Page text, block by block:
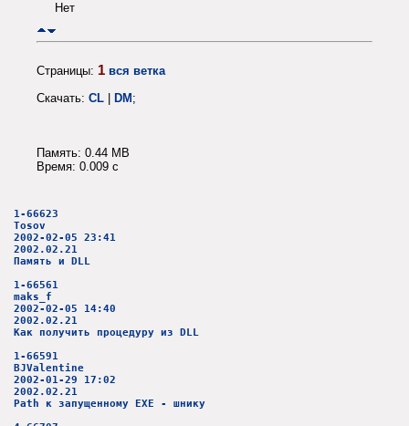
Нет
Страницы: 1 вся ветка
Скачать: CL | DM;
Память: 0.44 MB
Время: 0.009 c
1-66623
Tosov
2002-02-05 23:41
2002.02.21
Память и DLL
1-66561
maks_f
2002-02-05 14:40
2002.02.21
Как получить процедуру из DLL
1-66591
BJValentine
2002-01-29 17:02
2002.02.21
Path к запущенному EXE - шнику